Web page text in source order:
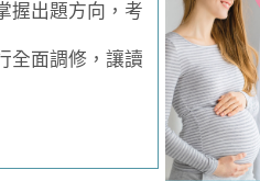
握出題方向，考
面調修，讓讀